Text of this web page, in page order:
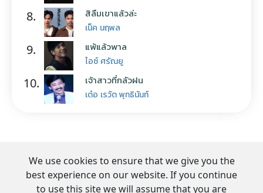
8. สิลืมเขาแล้วล่ะ
เน็ค นฤพล
9. แพ้แล้วพาล
ไอซ์ ศรัณยู
10. เจ้าสาวที่กลัวฝน
เต๋อ เรวัต พุทธินันท์
We use cookies to ensure that we give you the
best experience on our website. If you continue
to use this site we will assume that you are